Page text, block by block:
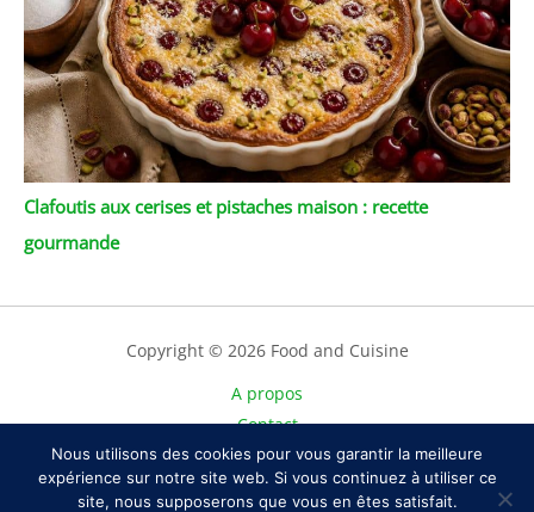
Clafoutis aux cerises et pistaches maison : recette
gourmande
Copyright © 2026 Food and Cuisine
A propos
Contact
Plan du site
Mentions légales
Nous utilisons des cookies pour vous garantir la meilleure
expérience sur notre site web. Si vous continuez à utiliser ce
site, nous supposerons que vous en êtes satisfait.